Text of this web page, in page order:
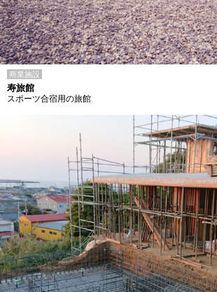
商業施設
寿旅館
スポーツ合宿用の旅館